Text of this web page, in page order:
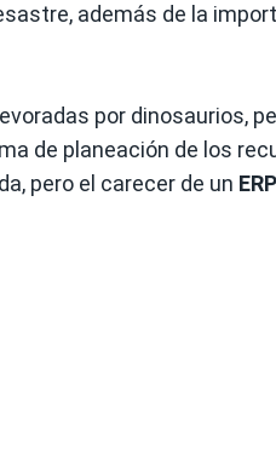
además de la
por dinosaurios,
de planeación de los
pero el carecer de un